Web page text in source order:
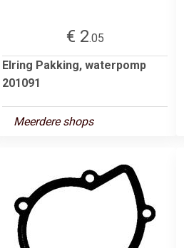
€ 2.05
Elring Pakking, waterpomp
201091
Meerdere shops